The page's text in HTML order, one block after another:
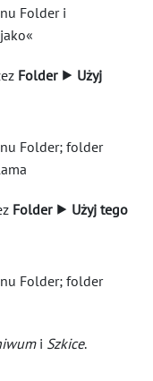
Folder ⯈ Użyj
Folder ⯈ Użyj tego
i Szkice.